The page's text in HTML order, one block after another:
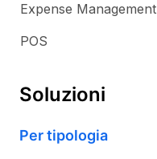
Expense Management
POS
Soluzioni
Per tipologia